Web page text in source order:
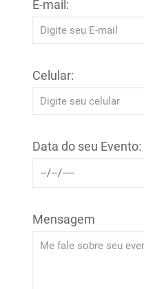
E-mail:
Celular:
Data do seu Evento:
Mensagem